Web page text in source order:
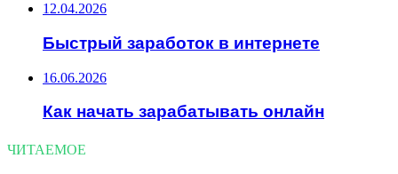
12.04.2026
Быстрый заработок в интернете
16.06.2026
Как начать зарабатывать онлайн
ЧИТАЕМОЕ